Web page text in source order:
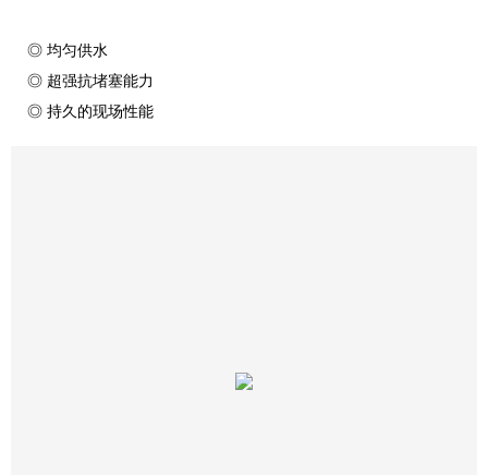
◎ 均匀供水
◎ 超强抗堵塞能力
◎ 持久的现场性能